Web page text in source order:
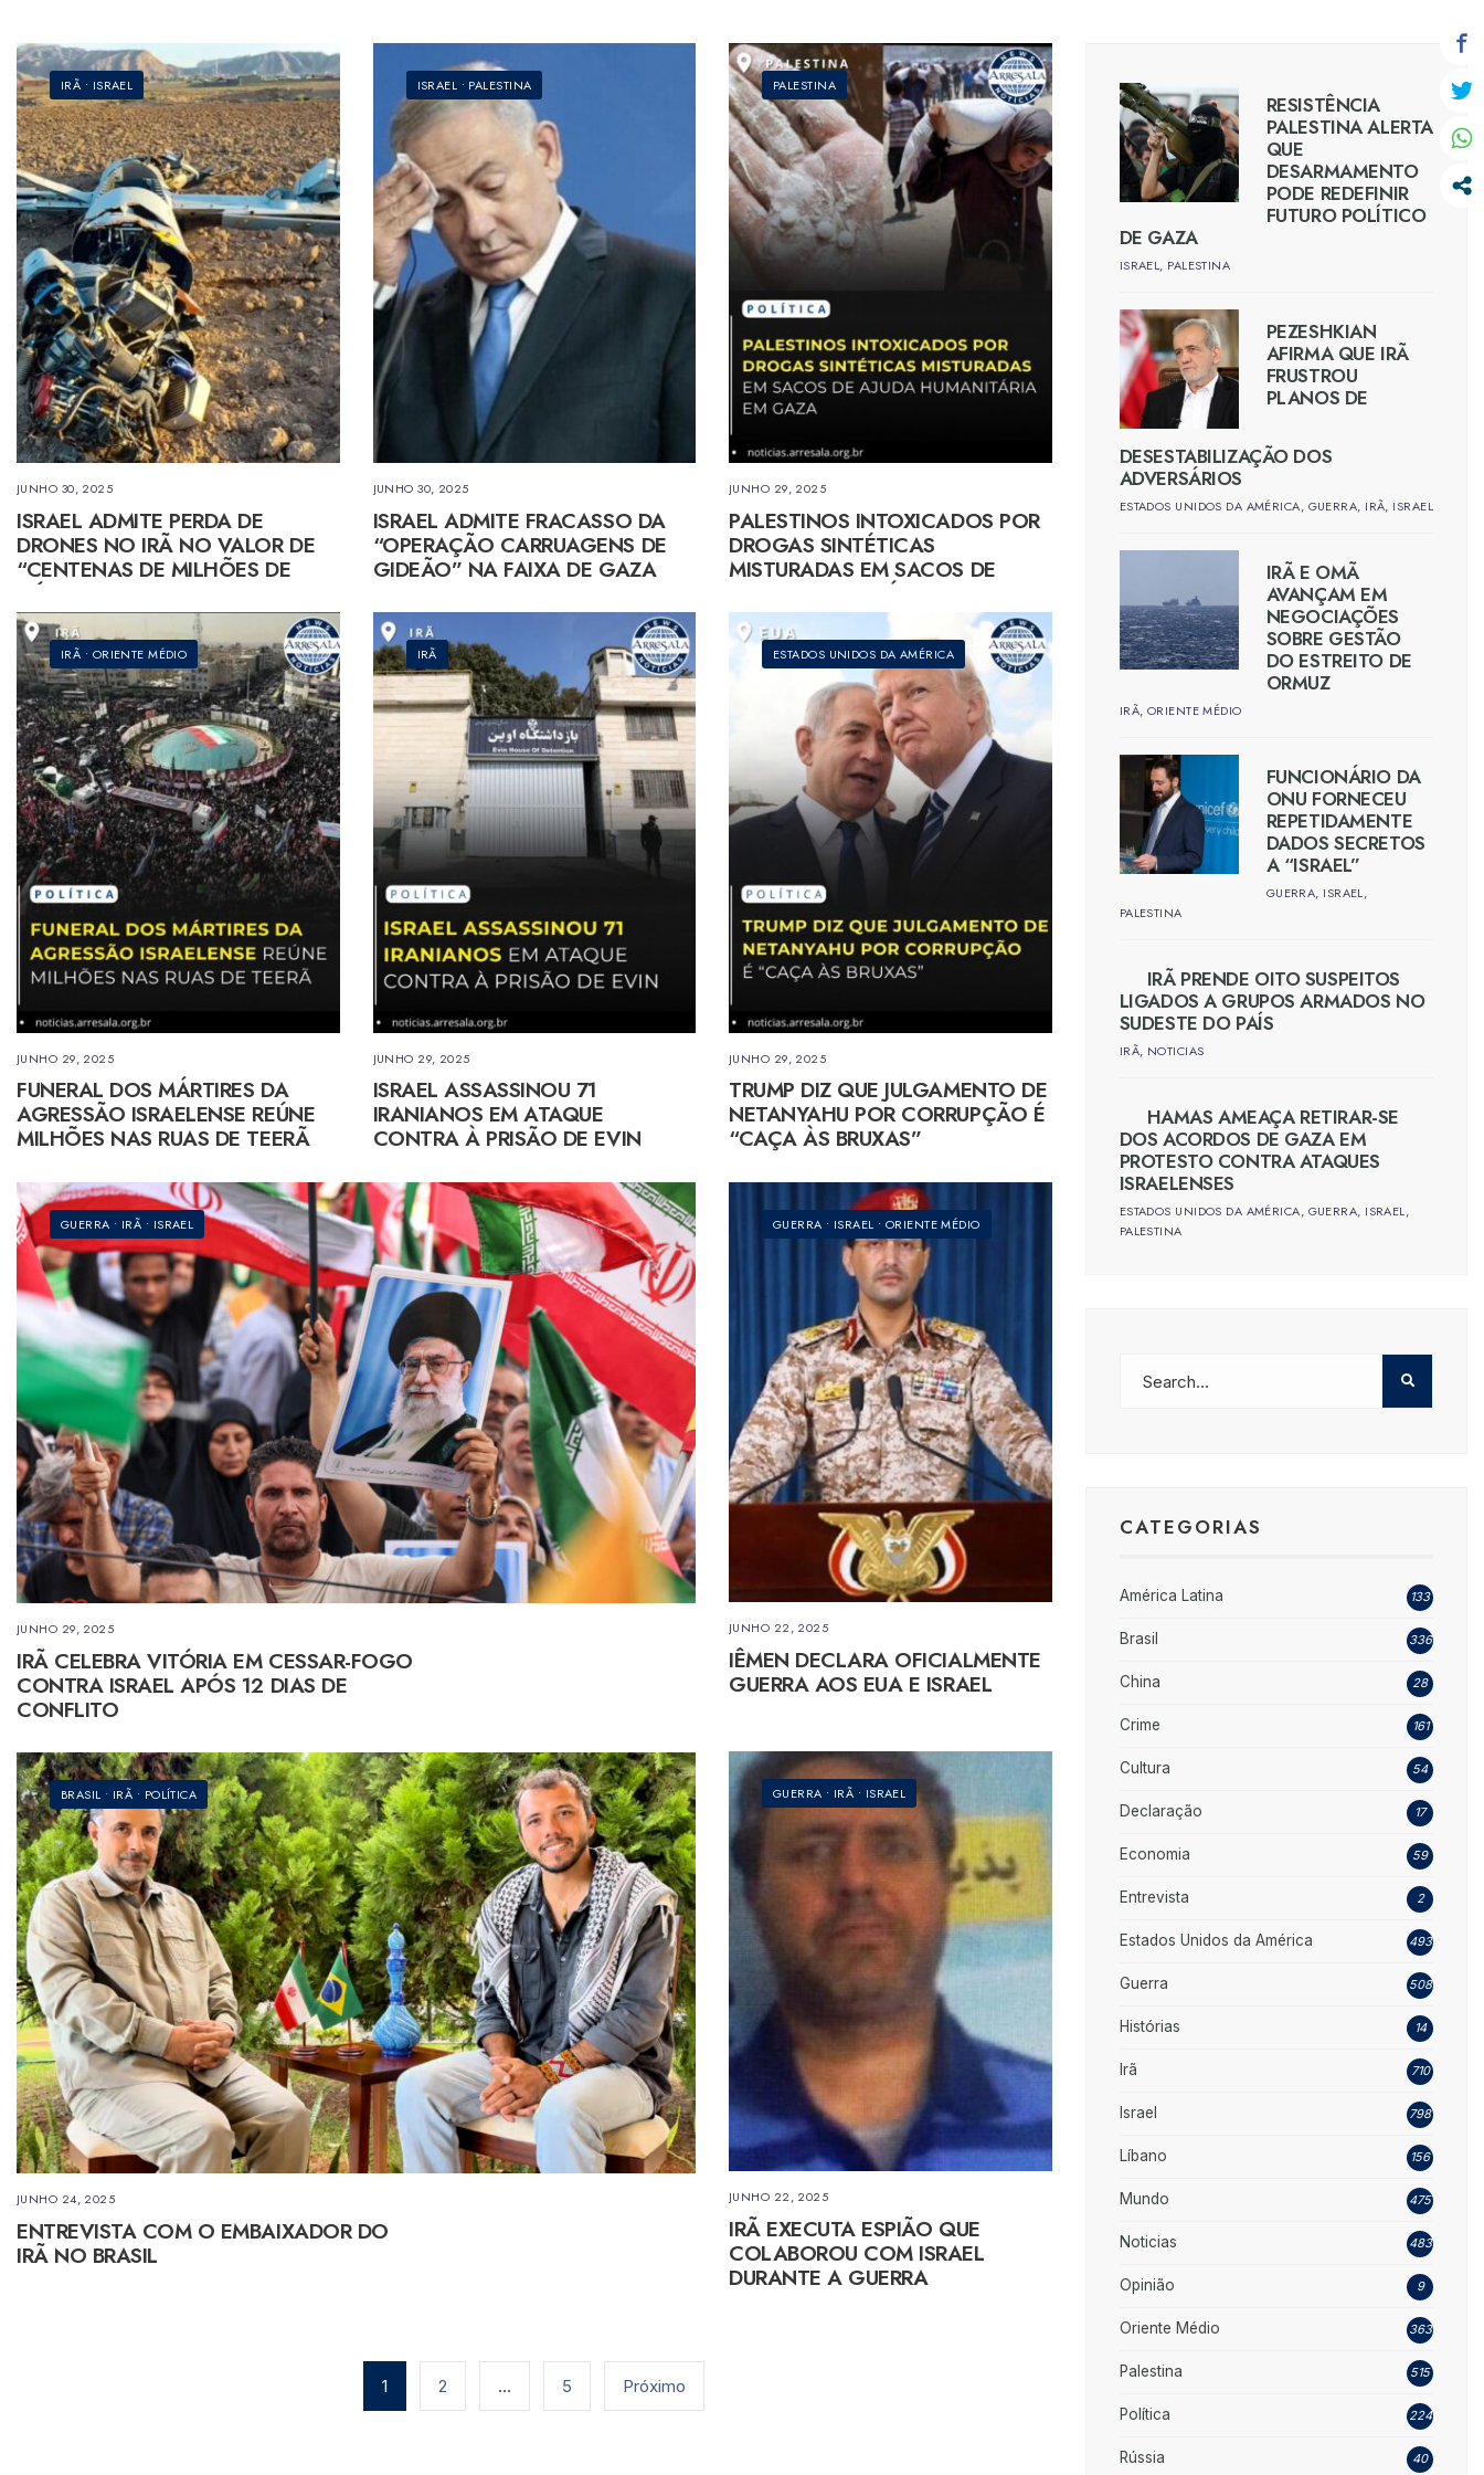
IRÃ • ISRAEL
JUNHO 30, 2025
ISRAEL ADMITE PERDA DE
DRONES NO IRÃ NO VALOR DE
“CENTENAS DE MILHÕES DE
DÓLARES”
ISRAEL • PALESTINA
JUNHO 30, 2025
ISRAEL ADMITE FRACASSO DA
“OPERAÇÃO CARRUAGENS DE
GIDEÃO” NA FAIXA DE GAZA
PALESTINA
JUNHO 29, 2025
PALESTINOS INTOXICADOS POR
DROGAS SINTÉTICAS
MISTURADAS EM SACOS DE
AJUDA HUMANITÁRIA EM GAZA
IRÃ • ORIENTE MÉDIO
JUNHO 29, 2025
FUNERAL DOS MÁRTIRES DA
AGRESSÃO ISRAELENSE REÚNE
MILHÕES NAS RUAS DE TEERÃ
IRÃ
JUNHO 29, 2025
ISRAEL ASSASSINOU 71
IRANIANOS EM ATAQUE
CONTRA À PRISÃO DE EVIN
ESTADOS UNIDOS DA AMÉRICA
JUNHO 29, 2025
TRUMP DIZ QUE JULGAMENTO DE
NETANYAHU POR CORRUPÇÃO É
“CAÇA ÀS BRUXAS”
GUERRA • IRÃ • ISRAEL
JUNHO 29, 2025
IRÃ CELEBRA VITÓRIA EM CESSAR-FOGO
CONTRA ISRAEL APÓS 12 DIAS DE
CONFLITO
BRASIL • IRÃ • POLÍTICA
JUNHO 24, 2025
ENTREVISTA COM O EMBAIXADOR DO
IRÃ NO BRASIL
GUERRA • ISRAEL • ORIENTE MÉDIO
JUNHO 22, 2025
IÊMEN DECLARA OFICIALMENTE
GUERRA AOS EUA E ISRAEL
GUERRA • IRÃ • ISRAEL
JUNHO 22, 2025
IRÃ EXECUTA ESPIÃO QUE
COLABOROU COM ISRAEL
DURANTE A GUERRA
1 2 … 5 Próximo
RESISTÊNCIA
PALESTINA ALERTA
QUE
DESARMAMENTO
PODE REDEFINIR
FUTURO POLÍTICO
DE GAZA
ISRAEL, PALESTINA
PEZESHKIAN
AFIRMA QUE IRÃ
FRUSTROU
PLANOS DE
DESESTABILIZAÇÃO DOS
ADVERSÁRIOS
ESTADOS UNIDOS DA AMÉRICA, GUERRA, IRÃ, ISRAEL
IRÃ E OMÃ
AVANÇAM EM
NEGOCIAÇÕES
SOBRE GESTÃO
DO ESTREITO DE
ORMUZ
IRÃ, ORIENTE MÉDIO
FUNCIONÁRIO DA
ONU FORNECEU
REPETIDAMENTE
DADOS SECRETOS
A “ISRAEL”
GUERRA, ISRAEL,
PALESTINA
IRÃ PRENDE OITO SUSPEITOS
LIGADOS A GRUPOS ARMADOS NO
SUDESTE DO PAÍS
IRÃ, NOTICIAS
HAMAS AMEAÇA RETIRAR-SE
DOS ACORDOS DE GAZA EM
PROTESTO CONTRA ATAQUES
ISRAELENSES
ESTADOS UNIDOS DA AMÉRICA, GUERRA, ISRAEL,
PALESTINA
CATEGORIAS
América Latina 133
Brasil 336
China 28
Crime 161
Cultura 54
Declaração 17
Economia 59
Entrevista 2
Estados Unidos da América 493
Guerra 508
Histórias 14
Irã 710
Israel 798
Líbano 156
Mundo 475
Noticias 483
Opinião 9
Oriente Médio 363
Palestina 515
Política 224
Rússia 40